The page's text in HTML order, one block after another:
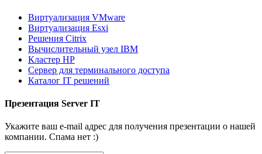
Виртуализация VMware
Виртуализация Esxi
Решения Citrix
Вычислительный узел IBM
Кластер HP
Сервер для терминального доступа
Каталог IT решений
Презентация Server IT
Укажите ваш e-mail адрес для получения презентации о нашей
компании. Спама нет :)